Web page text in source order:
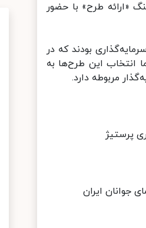
«ارائه‌ طرح» با حضور
جوانان ایران»، «پلتفرم وُدیو» و «گروه هنری پرستیژ»، ۳ سرمایه‌گذاری بودند که در
کردند اما انتخاب این طرح‌ها به
مربوطه دارد.
پرستیژ
ایران